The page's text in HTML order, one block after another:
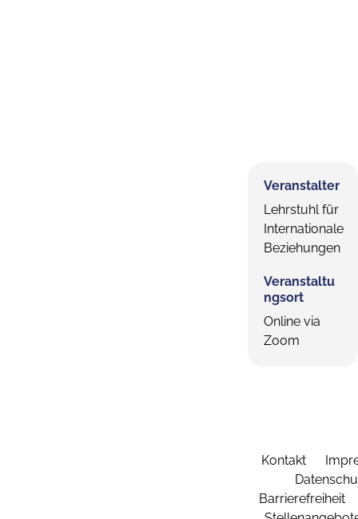
Veranstalter
Lehrstuhl für
Internationale
Beziehungen
Veranstaltu
ngsort
Online via
Zoom
Kontakt
Barrierefreiheit